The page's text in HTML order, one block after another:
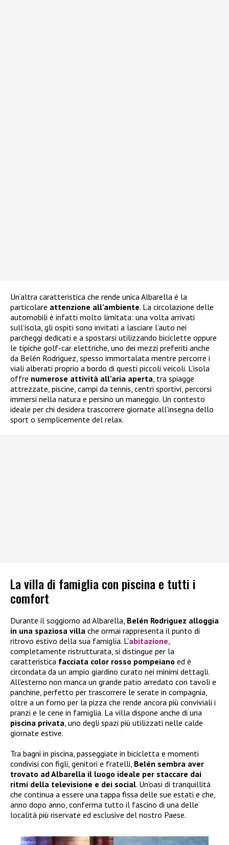
Un’altra caratteristica che rende unica Albarella è la
particolare attenzione all’ambiente. La circolazione delle
automobili è infatti molto limitata: una volta arrivati
sull’isola, gli ospiti sono invitati a lasciare l’auto nei
parcheggi dedicati e a spostarsi utilizzando biciclette oppure
le tipiche golf-car elettriche, uno dei mezzi preferiti anche
da Belén Rodriguez, spesso immortalata mentre percorre i
viali alberati proprio a bordo di questi piccoli veicoli. L’isola
offre numerose attività all’aria aperta, tra spiagge
attrezzate, piscine, campi da tennis, centri sportivi, percorsi
immersi nella natura e persino un maneggio. Un contesto
ideale per chi desidera trascorrere giornate all’insegna dello
sport o semplicemente del relax.
La villa di famiglia con piscina e tutti i
comfort
Durante il soggiorno ad Albarella, Belén Rodriguez alloggia
in una spaziosa villa che ormai rappresenta il punto di
ritrovo estivo della sua famiglia. L’abitazione
completamente ristrutturata, si distingue per la
caratteristica facciata color rosso pompeiano ed è
circondata da un ampio giardino curato nei minimi dettagli.
All’esterno non manca un grande patio arredato con tavoli e
panchine, perfetto per trascorrere le serate in compagnia,
oltre a un forno per la pizza che rende ancora più conviviali i
pranzi e le cene in famiglia. La villa dispone anche di una
piscina privata , uno degli spazi più utilizzati nelle calde
giornate estive.
Tra bagni in piscina, passeggiate in bicicletta e momenti
condivisi con figli, genitori e fratelli, Belén sembra aver
trovato ad Albarella il luogo ideale per staccare dai
ritmi della televisione e dei social. Un’oasi di tranquillità
che continua a essere una tappa fissa delle sue estati e che,
anno dopo anno, conferma tutto il fascino di una delle
località più riservate ed esclusive del nostro Paese.